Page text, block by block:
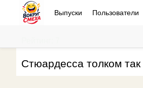
Выпуски Пользователи
Стюардесса толком